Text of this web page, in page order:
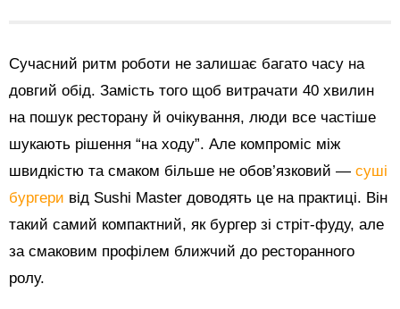
Сучасний ритм роботи не залишає багато часу на
довгий обід. Замість того щоб витрачати 40 хвилин
на пошук ресторану й очікування, люди все частіше
шукають рішення “на ходу”. Але компроміс між
швидкістю та смаком більше не обов’язковий — суші
бургери від Sushi Master доводять це на практиці. Він
такий самий компактний, як бургер зі стріт-фуду, але
за смаковим профілем ближчий до ресторанного
ролу.